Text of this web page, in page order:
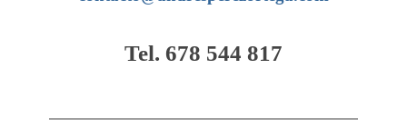
Tel. 678 544 817